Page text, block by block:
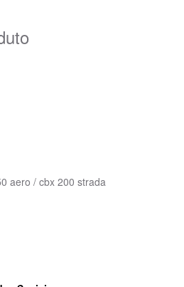
aero / cbx 200 strada